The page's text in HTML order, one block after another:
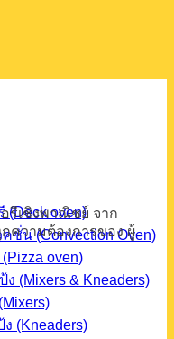
(Deck oven)
ชั่น (Convection Oven)
oven)
(Mixers & Kneaders)
(Kneaders)
รีเชิงพาณิชย์ จาก
ความต้องการของ ผู้